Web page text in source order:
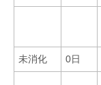
未消化 0日